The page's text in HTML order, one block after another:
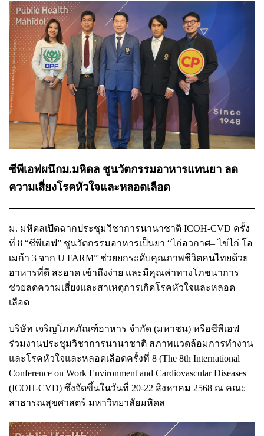
ซีพีเอฟผนึกม.มหิดล ชูนวัตกรรมอาหารแทนยา ลด
ความเสี่ยงโรคหัวใจและหลอดเลือด
ม. มหิดลเปิดฉากประชุมวิชาการนานาชาติ ICOH-CVD ครั้ง
ที่ 8 “ซีพีเอฟ” ชูนวัตกรรมอาหารเป็นยา “ไก่อวกาศ– ไข่ไก่ โอ
เมก้า 3 จาก U FARM” ช่วยยกระดับคุณภาพชีวิตคนไทยด้วย
อาหารที่ดี สะอาด เข้าถึงง่าย และมีคุณค่าทางโภชนาการ
ช่วยลดความเสี่ยงและสาเหตุการเกิดโรคหัวใจและหลอด
เลือด
บริษัท เจริญโภคภัณฑ์อาหาร จำกัด (มหาชน) หรือซีพีเอฟ
ร่วมงานประชุมวิชาการนานาชาติ สภาพแวดล้อมการทำงาน
และโรคหัวใจและหลอดเลือดครั้งที่ 8 (The 8th International
Conference on Work Environment and Cardiovascular Diseases
(ICOH-CVD) ซึ่งจัดขึ้นในวันที่ 20-22 สิงหาคม 2568 ณ คณะ
สาธารณสุขศาสตร์ มหาวิทยาลัยมหิดล